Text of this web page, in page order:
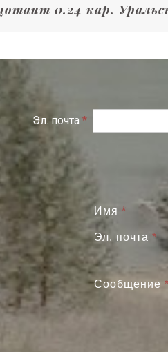
0.24 кар.
Эл. почта*
Имя *
Эл. почта *
Сообщение *